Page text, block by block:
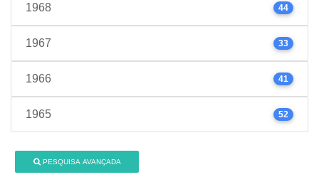
1968 44
1967 33
1966 41
1965 52
PESQUISA AVANÇADA